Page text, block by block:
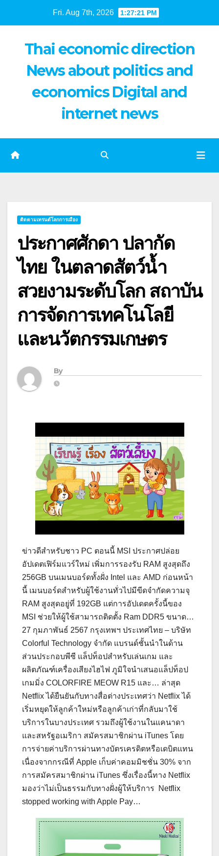
Fri. Aug 7th, 2026 1:27:21 PM
Thai economic direction
News about politics and
economics Digital and
internet news
ติดตามเทรนด์โลกการเมือง
ประกาศศักดา ปลากัด
ไทย ในตลาดสัตว์น้ำ
สวยงามระดับโลก สถาบัน
การจัดการเทคโนโลยี
และนวัตกรรมเกษตร
By
ข่าวดีสำหรับชาว PC ตอนนี้ MSI ประกาศปล่อย
อัปเดตเฟิร์มแวร์ใหม่ เพิ่มการรองรับ RAM สูงสุดถึง
256GB บนเมนบอร์ดทั้งฝั่ง Intel และ AMD ก่อนหน้า
นี้ เมนบอร์ดสำหรับผู้ใช้งานทั่วไปมีขีดจำกัดความจุ
RAM สูงสุดอยู่ที่ 192GB แต่การอัปเดตครั้งนี้ของ
MSI ช่วยให้ผู้ใช้สามารถติดตั้ง Ram DDR5 ขนาด…
27 กุมภาพันธ์ 2567 กรุงเทพฯ ประเทศไทย – บริษัท
Colorful Technology จำกัด แบรนด์ชั้นนำในด้าน
ส่วนประกอบพีซี แล็ปท็อปสำหรับเล่นเกม และ
ผลิตภัณฑ์เครื่องเสียงไฮไฟ ภูมิใจนำเสนอแล็ปท็อป
เกมมิ่ง COLORFIRE MEOW R15 และ… ล่าสุด
Netflix ได้ยืนยันกับทางสื่อต่างประเทศว่า Netflix ได้
เริ่มหยุดให้ลูกค้าใหม่หรือลูกค้าเก่าที่กลับมาใช้
บริการในบางประเทศ รวมถึงผู้ใช้งานในแคนาดา
และสหรัฐอเมริกา สมัครสมาชิกผ่าน iTunes โดย
การจ่ายค่าบริการผ่านทางบัตรเครดิตหรือเดบิตแทน
เนื่องจากกรณีที่ Apple เก็บค่าคอมมิชชั่น 30% จาก
การสมัครสมาชิกผ่าน iTunes ซึ่งเรื่องนี้ทาง Netflix
มองว่าไม่เป็นธรรมกับทางฝั่งผู้ให้บริการ Netflix
stopped working with Apple Pay…